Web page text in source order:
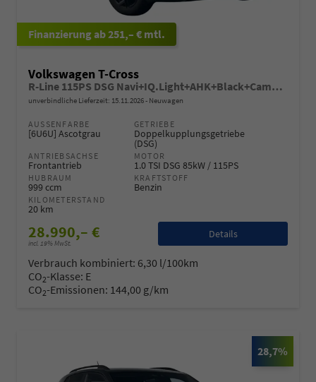
ab 251,– € mtl.
Volkswagen T-Cross
R-Line 115PS DSG Navi+IQ.Light+AHK+Black+Cam+Keyless+Side+Climatronic+Parklenk
unverbindliche Lieferzeit: 15.11.2026 Neuwagen
AUSSENFARBE
[6U6U] Ascotgrau
GETRIEBE
Doppelkupplungsgetriebe
(DSG)
ANTRIEBSACHSE
Frontantrieb
MOTOR
1.0 TSI DSG 85kW / 115PS
HUBRAUM
999 ccm
KRAFTSTOFF
Benzin
KILOMETERSTAND
20 km
28.990,– €
incl. 19% MwSt.
Details
Verbrauch kombiniert: 6,30 l/100km
CO2-Klasse: E
CO2-Emissionen: 144,00 g/km
28,7%